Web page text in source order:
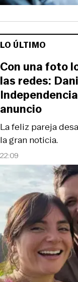
LO ÚLTIMO
22:09
La feliz pareja
la gran noticia.
Con una foto
las redes:
anuncio